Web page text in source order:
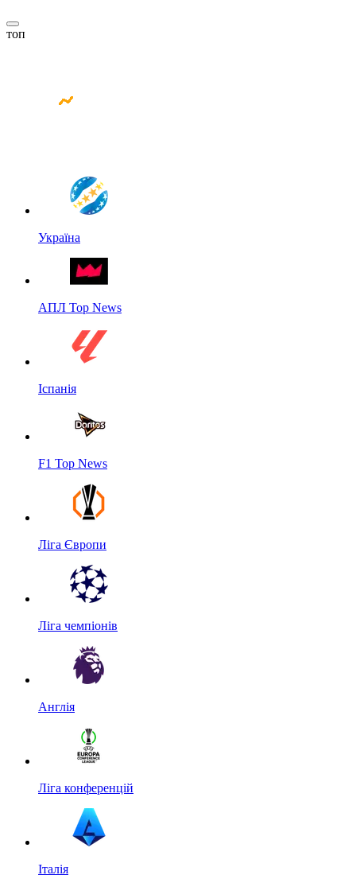
топ
Україна
АПЛ Top News
Іспанія
F1 Top News
Ліга Європи
Ліга чемпіонів
Англія
Ліга конференцій
Італія